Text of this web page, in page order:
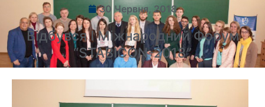
30 Червня, 2018
Відбувся І Міжнародний Форум
“STABICON-2018”